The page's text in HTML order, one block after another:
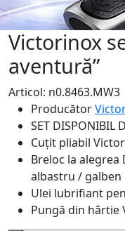
Victorinox
aventură”
Articol: n0.8463.MW3
Producător
SET DISPONIBIL
Cuțit pliabil
Breloc la alegrea
albastru / galben
Ulei lubrifiant
Pungă din hârtie